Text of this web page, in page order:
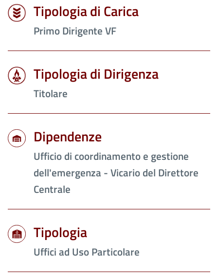
Tipologia di Carica
Primo Dirigente VF
Tipologia di Dirigenza
Titolare
Dipendenze
Ufficio di coordinamento e gestione
dell'emergenza - Vicario del Direttore
Centrale
Tipologia
Uffici ad Uso Particolare